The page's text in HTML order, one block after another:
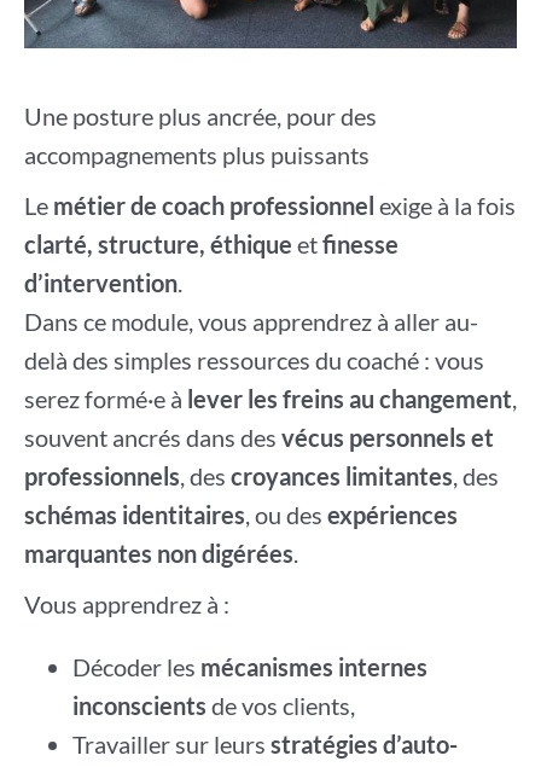
Une posture plus ancrée, pour des
accompagnements plus puissants
Le métier de coach professionnel exige à la fois
clarté, structure, éthique etfinesse
d’intervention.
Dans ce module, vous apprendrez à aller au-
delà des simples ressources du coaché : vous
serez formé·e à lever les freins au changement,
souvent ancrés dans des vécus personnels et
professionnels, des croyances limitantes, des
schémas identitaires, ou des expériences
marquantes non digérées.
Vous apprendrez à :
Décoder les mécanismes internes
inconscients de vos clients,
Travailler sur leurs stratégies d’auto-